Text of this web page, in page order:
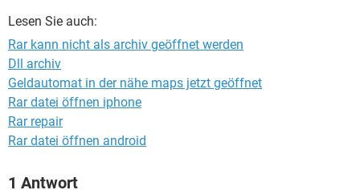
Lesen Sie auch:
Rar kann nicht als archiv geöffnet werden
Dll archiv
Geldautomat in der nähe maps jetzt geöffnet
Rar datei öffnen iphone
Rar repair
Rar datei öffnen android
1 Antwort